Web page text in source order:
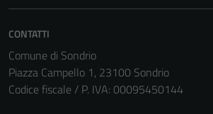
CONTATTI
Comune di Sondrio
Piazza Campello 1, 23100 Sondrio
Codice fiscale / P. IVA: 00095450144
essere